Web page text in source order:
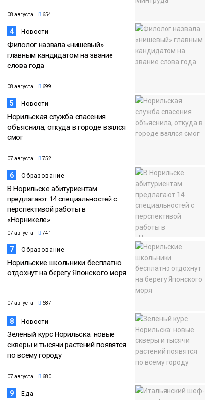
08 августа 654
4 Новости
Филолог назвала «нишевый»
главным кандидатом на звание
слова года
08 августа 699
5 Новости
Норильская служба спасения
объяснила, откуда в городе взялся
смог
07 августа 752
6 Образование
В Норильске абитуриентам
предлагают 14 специальностей с
перспективой работы в
«Норникеле»
07 августа 741
7 Образование
Норильские школьники бесплатно
отдохнут на берегу Японского моря
07 августа 687
8 Новости
Зелёный курс Норильска: новые
скверы и тысячи растений появятся
по всему городу
07 августа 680
9 Еда